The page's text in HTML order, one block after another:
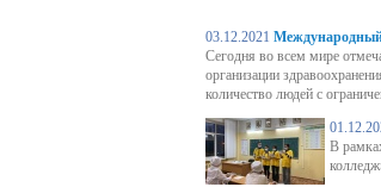
03.12.2021 Международный
Сегодня во всем мире
организации
количество людей с
В